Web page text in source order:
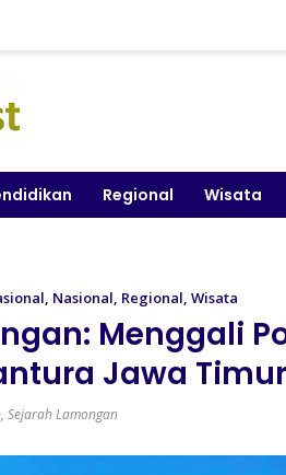
Regional Wisata
, Nasional, Regional, Wisata
Menggali
Jawa Timur
, Sejarah Lamongan